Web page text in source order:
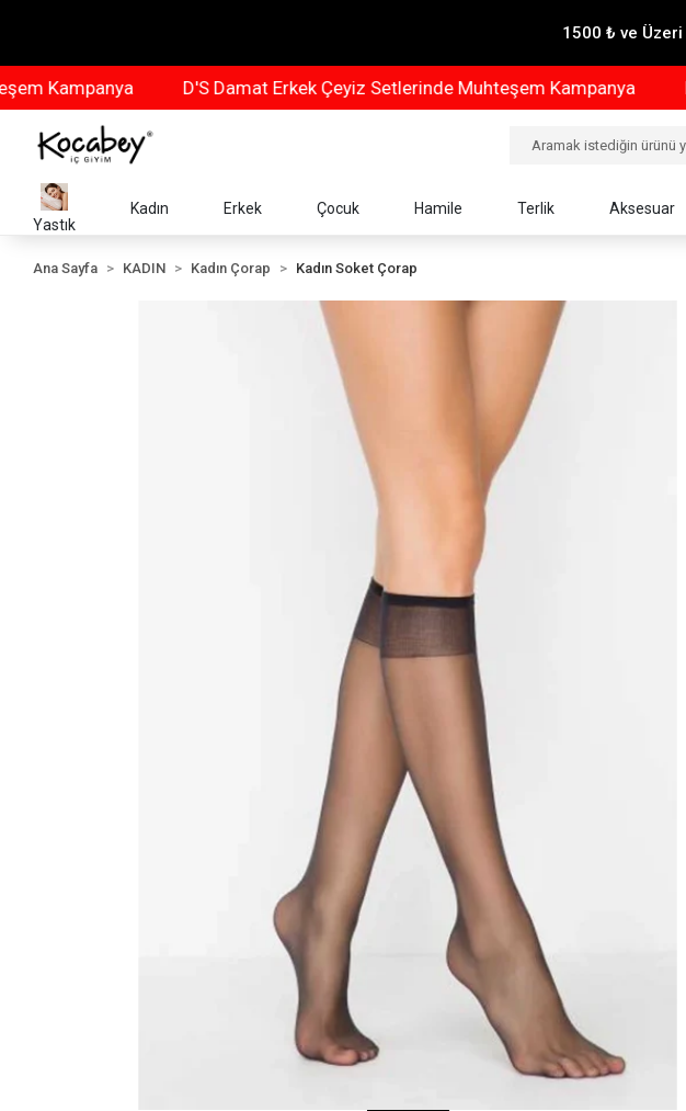
1500 ₺ ve
D'S Damat Erkek Çeyiz Setlerinde Muhteşem Kampanya D'S
Yastık
Kadın Erkek Çocuk Hamile Terlik Aksesuar
Ana Sayfa KADIN Kadın Çorap Kadın Soket Çorap